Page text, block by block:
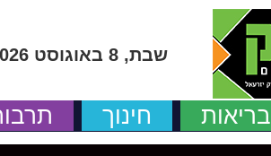
שבת, 8 באוגוסט 2026
בריאות חינוך